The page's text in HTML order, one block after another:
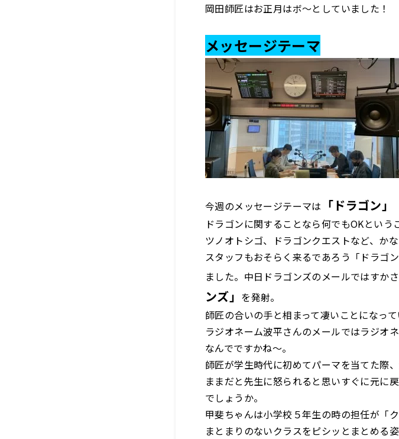
岡田師匠はお正月はボ～としていました！
メッセージテーマ
今週のメッセージテーマは 「ドラゴン」
ドラゴンに関することなら何でもOKとい
ツノオトシゴ、ドラゴンクエストなど、か
スタッフもおそらく来るであろう「ドラゴ
ました。中日ドラゴンズのメールではすか
ンズ」 を発射。
師匠の合いの手と相まって凄いことになって
ラジオネーム波平さんのメールではラジオ
なんでですかね～。
師匠が学生時代に初めてパーマを当てた際
ままだと先生に怒られると思いすぐに元に
でしょうか。
甲斐ちゃんは小学校５年生の時の担任が「ク
まとまりのないクラスをピシッとまとめる